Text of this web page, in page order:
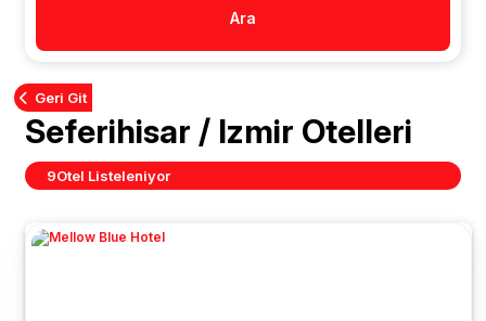
Ara
Geri Git
Seferihisar / Izmir Otelleri
9Otel Listeleniyor